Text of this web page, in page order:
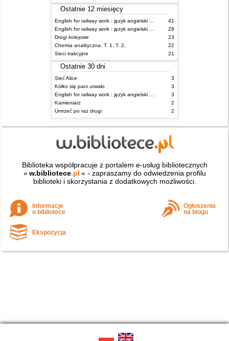
Ostatnie 12 miesięcy
English for railway work : język angielski dla kolejarzy - podręcznik dla zaawansowanych
41
English for railway work : język angielski dla kolejarzy - podręcznik dla początkujących
28
Drogi kolejowe
23
Chemia analityczna. T. 1, T. 2,
22
Sieci trakcyjne
21
Ostatnie 30 dni
Sieć Alice
3
Kółko się pani urwało
3
English for railway work : język angielski dla kolejarzy - podręcznik dla zaawansowanych
3
Kamieniarz
2
Umrzeć po raz drugi
2
Biblioteka współpracuje z portalem e-usług bibliotecznych
» w.bibliotece.pl « - zapraszamy do odwiedzenia profilu
biblioteki i skorzystania z dodatkowych możliwości.
Informacje
o bibliotece
Ogłoszenia
na blogu
Ekspozycja